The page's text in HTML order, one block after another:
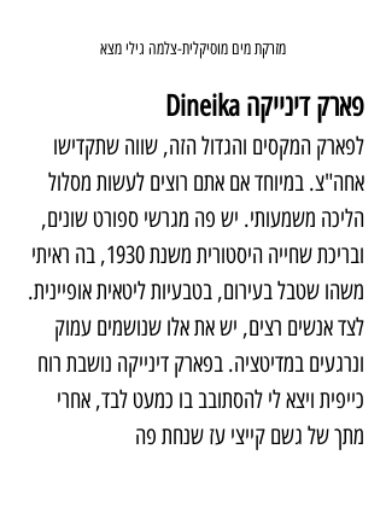
מזרקת מים מוסיקלית-צלמה גילי מצא
פארק דינייקה Dineika
לפארק המקסים והגדול הזה, שווה שתקדישו
אחה"צ. במיוחד אם אתם רוצים לעשות מסלול
הליכה משמעותי. יש פה מגרשי ספורט שונים,
ובריכת שחייה היסטורית משנת 1930, בה ראיתי
משהו שטבל בעירום, בטבעיות ליטאית אופיינית.
לצד אנשים רצים, יש את אלו שנושמים עמוק
ונרגעים במדיטציה. בפארק דינייקה נושבת רוח
כייפית ויצא לי להסתובב בו כמעט לבד, אחרי
מתך של גשם קייצי עז שנחת פה